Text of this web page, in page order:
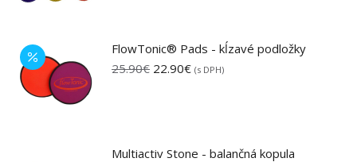
FlowTonic® Pads - kĺzavé podložky
25.90€ Pôvodná
22.90€Aktuálna
(s DPH)
Multiactiv Stone - balančná kopula